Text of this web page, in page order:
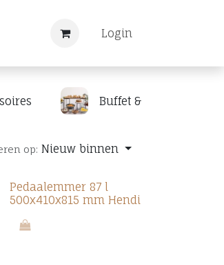
Login
Buffet & display
op: Nieuw binnen
Pedaalemmer 87 l
500x410x815 mm Hendi